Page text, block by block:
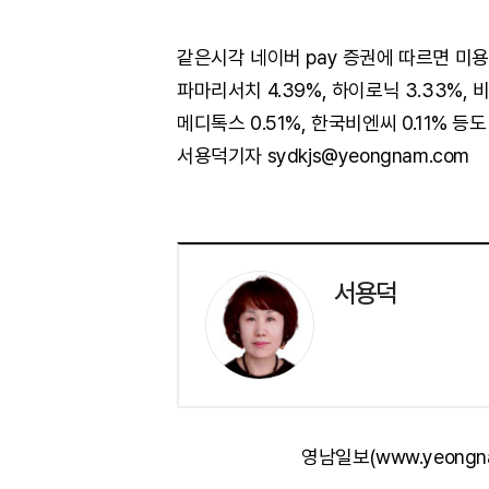
같은시각 네이버 pay 증권에 따르면 미
파마리서치 4.39%, 하이로닉 3.33%,
메디톡스 0.51%, 한국비엔씨 0.11% 등
서용덕기자 sydkjs@yeongnam.com
서용덕
영남일보